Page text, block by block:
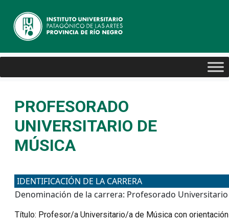
PROFESORADO
UNIVERSITARIO DE
MÚSICA
IDENTIFICACIÓN DE LA CARRERA
Denominación de la carrera: Profesorado
Título: Profesor/a Universitario/a de Música con